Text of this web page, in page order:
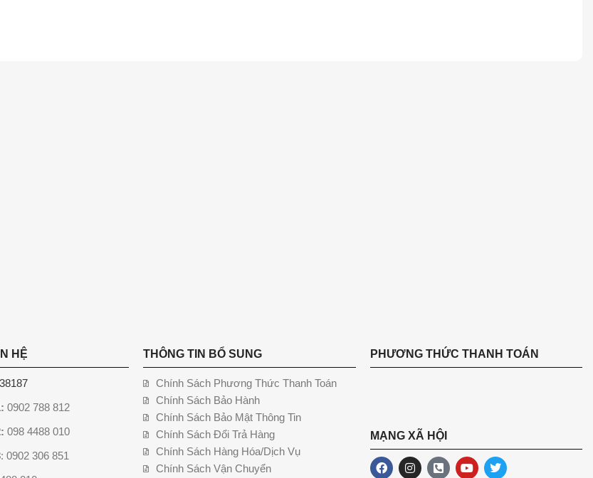
HỆ
0902 788 812
098 4488 010
: 0902 306 851
THÔNG TIN BỔ SUNG
Chính Sách Phương Thức Thanh Toán
Chính Sách Bảo Hành
Chính Sách Bảo Mật Thông Tin
Chính Sách Đổi Trả Hàng
Chính Sách Hàng Hóa/Dịch Vụ
Chính Sách Vận Chuyển
PHƯƠNG THỨC THANH TOÁN
MẠNG XÃ HỘI